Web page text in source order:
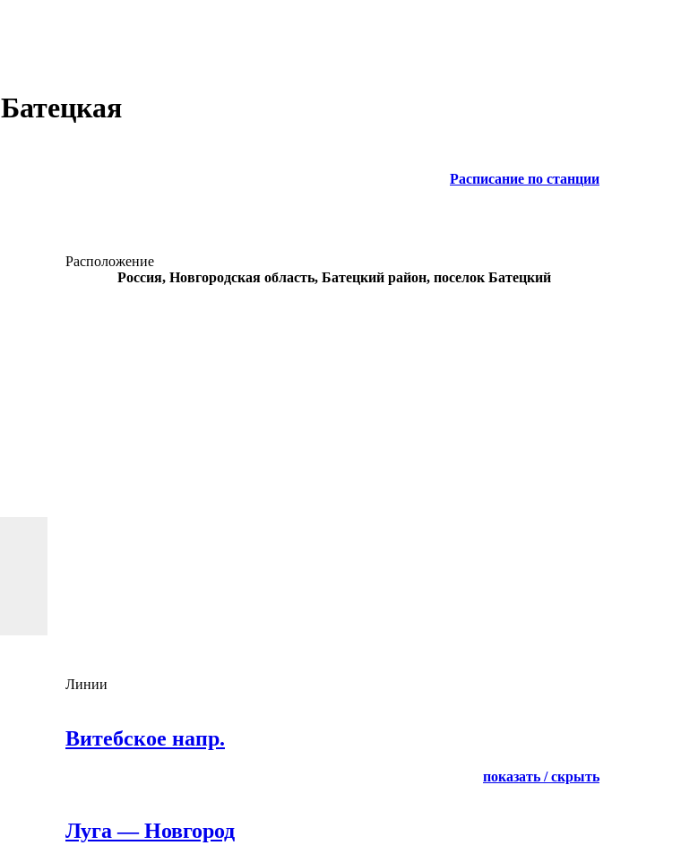
Батецкая
Расписание по станции
Расположение
Россия, Новгородская область, Батецкий район, поселок Батецкий
Линии
Витебское напр.
показать / скрыть
Луга — Новгород